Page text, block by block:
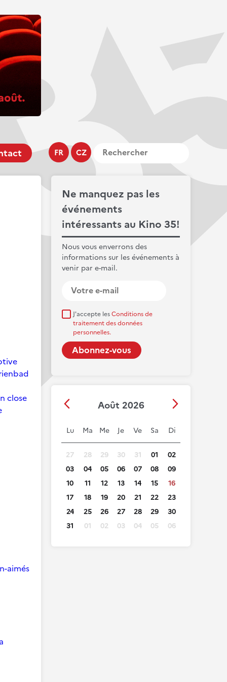
FR CZ
Ne manquez pas les
événements
intéressants au Kino 35!
Nous vous enverrons des
informations sur les événements à
venir par e-mail.
J'accepte lesConditions de
traitement des données
personnelles.
Août 2026
Lu Ma Me Je Ve Sa Di
27 28 29 30 31 01
02
03
04 05 06 07 08
09
10
11 12 13 14 15
16
17
18 19 20 21 22
23
24
25 26 27 28 29
30
31
01 02 03 04 05 06
close
aimés